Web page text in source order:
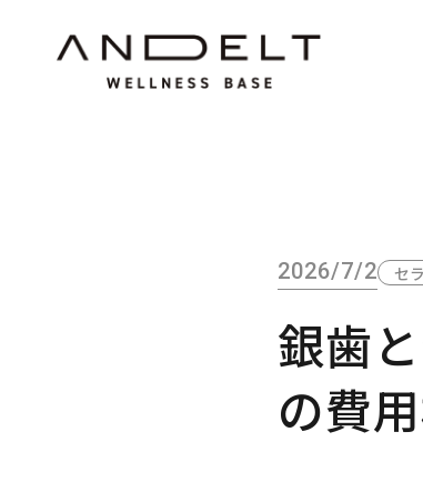
2026/7/2 セ
銀歯
の費